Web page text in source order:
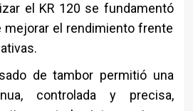
el KR 120 se fundamentó
mejorar el rendimiento frente
de tambor permitió una
controlada y precisa,